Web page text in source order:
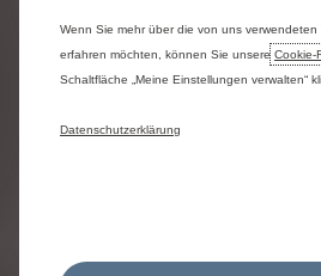
Entspanntes
bei einer Zen
Wenn Sie mehr über die von uns verwendeten
erfahren möchten, können Sie unsere
Schaltfläche „Meine Einstellungen verwalten“
Datenschutzerklärung